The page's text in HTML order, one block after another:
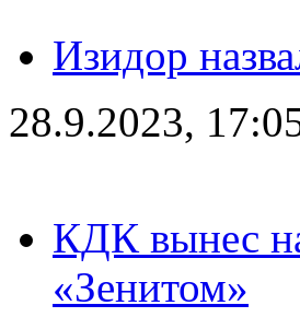
Изидор
28.9.2023,
КДК вынес
«Зенитом»